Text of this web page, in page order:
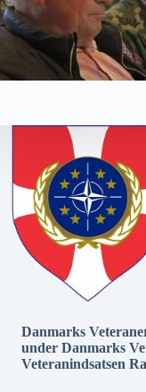
Danmarks
under Danmarks
Veteranindsatsen